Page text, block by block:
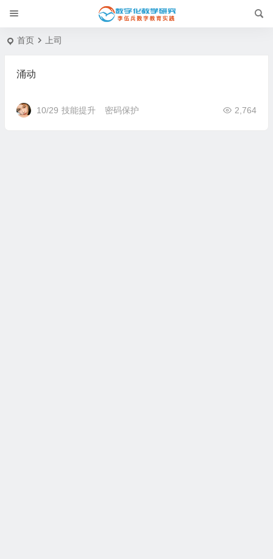
首页 上司
涌动
10/29 技能提升 2,764
密码保护